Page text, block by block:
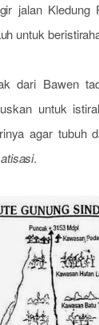
jalan
untuk
dari Bawen
untuk
agar tubuh
.